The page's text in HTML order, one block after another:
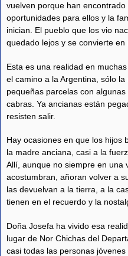
vuelven porque han encontrado
oportunidades para ellos y la
inician. El pueblo que los vio
quedado lejos y se convierte en
Esta es una realidad en
el camino a la Argentina, sólo
pequeñas parcelas con
cabras. Ya ancianas están
resisten salir.
Hay ocasiones en que los hijos
la madre anciana, casi a la
Allí, aunque no siempre en una
acostumbran, añoran volver a
las devuelvan a la tierra, a la
tienen en el recuerdo y la
Doña Josefa ha vivido esa
lugar de Nor Chichas del
casi todas las personas